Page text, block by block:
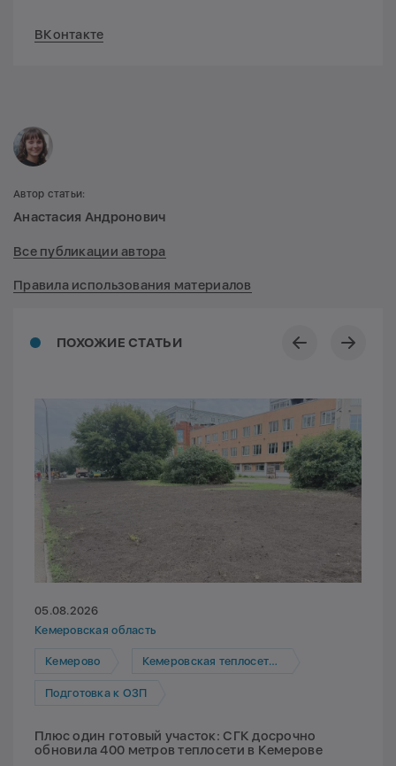
ВКонтакте
ПОХОЖИЕ СТАТЬИ
05.08.2026
Кемеровская область
Кемерово Кемеровская теплосетевая компания
Подготовка к ОЗП
Плюс один готовый участок: СГК досрочно
обновила 400 метров теплосети в Кемерове
Автор статьи:
Анастасия Андронович
Все публикации автора
Правила использования материалов